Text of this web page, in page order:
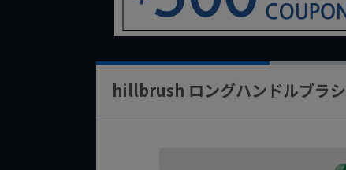
hillbrush ロングハンドルブラ